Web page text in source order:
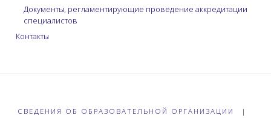
Документы, регламентирующие проведение аккредитации
специалистов
Контакты
СВЕДЕНИЯ ОБ ОБРАЗОВАТЕЛЬНОЙ ОРГАНИЗАЦИИ
|